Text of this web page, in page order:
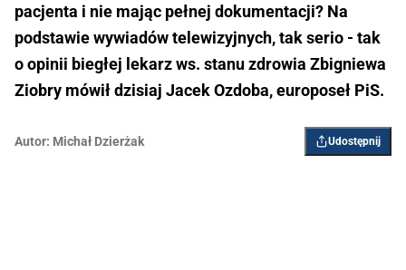
pacjenta i nie mając pełnej dokumentacji? Na
podstawie wywiadów telewizyjnych, tak serio - tak
o opinii biegłej lekarz ws. stanu zdrowia Zbigniewa
Ziobry mówił dzisiaj Jacek Ozdoba, europoseł PiS.
Autor: Michał Dzierżak Udostępnij